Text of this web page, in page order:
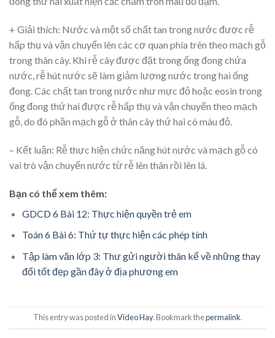
+ Giải thích: Nước và một số chất tan trong nước được rễ
hấp thụ và vận chuyển lên các cơ quan phía trên theo mạch gỗ
trong thân cây. Khi rễ cây được đặt trong ống đong chứa
nước, rễ hút nước sẽ làm giảm lượng nước trong hai ống
đong. Các chất tan trong nước như mực đỏ hoặc eosin trong
ống đong thứ hai được rễ hấp thụ và vận chuyển theo mạch
gỗ, do đó phần mạch gỗ ở thân cây thứ hai có màu đỏ.
– Kết luận: Rễ thực hiện chức năng hút nước và mạch gỗ có
vai trò vận chuyển nước từ rễ lên thân rồi lên lá.
Bạn có thể xem thêm:
GDCD 6 Bài 12: Thực hiện quyền trẻ em
Toán 6 Bài 6: Thứ tự thực hiện các phép tính
Tập làm văn lớp 3: Thư gửi người thân kể về những thay
đổi tốt đẹp gần đây ở địa phương em
This entry was posted inVideo Hay. Bookmark thepermalink.